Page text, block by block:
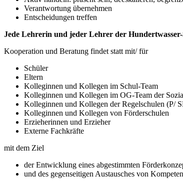
Verantwortung übernehmen
Entscheidungen treffen
Jede Lehrerin und jeder Lehrer der
Kooperation und Beratung findet statt mit/ für
Schüler
Eltern
Kolleginnen und Kollegen im Schul-Team
Kolleginnen und Kollegen im OG-Team der
Kolleginnen und Kollegen der Regelschulen (P/
Kolleginnen und Kollegen von Förderschulen
Erzieherinnen und Erzieher
Externe Fachkräfte
mit dem Ziel
der Entwicklung eines abgestimmten
und des gegenseitigen Austausches von